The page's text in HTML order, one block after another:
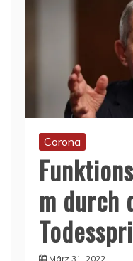
Corona
m durch
März 31, 2022